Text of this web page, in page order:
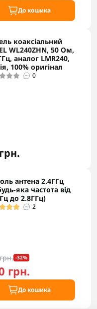
До кошика
коаксіальний
WL240ZHN, 50 Ом,
аналог LMR240,
100% оригінал
0
антена 2.4ГГц
яка частота від
до 2.8ГГц)
2
-32%
грн.
До кошика